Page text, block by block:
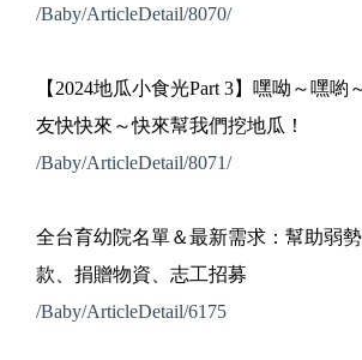
/Baby/ArticleDetail/8070/
【2024地瓜小食光Part 3】嘿呦～嘿喲
友快快來～快來幫我們挖地瓜！
/Baby/ArticleDetail/8071/
全台育幼院名單＆最新需求：幫助弱
款、捐贈物資、志工招募
/Baby/ArticleDetail/6175